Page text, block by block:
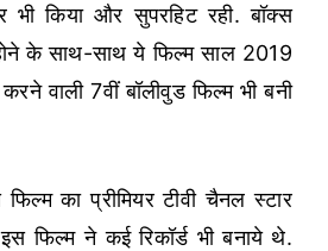
भी किया और सुपरहिट रही. बॉक्स
के साथ-साथ ये फिल्म साल 2019
वाली 7वीं बॉलीवुड फिल्म भी बनी
का प्रीमियर टीवी चैनल स्टार
फिल्म ने कई रिकॉर्ड भी बनाये थे.